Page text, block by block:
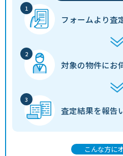
フォームより査
対象の物件にお
査定結果を報告
こんな方に